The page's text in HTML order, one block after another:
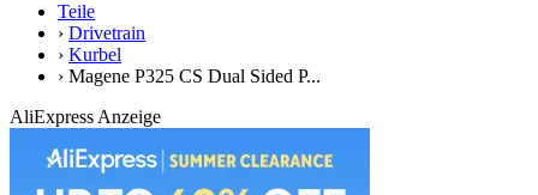
Teile
› Drivetrain
› Kurbel
› Magene P325 CS Dual Sided P...
AliExpress Anzeige